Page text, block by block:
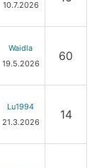
10.7.2026
Waidla
19.5.2026
60
Lu1994
21.3.2026
14